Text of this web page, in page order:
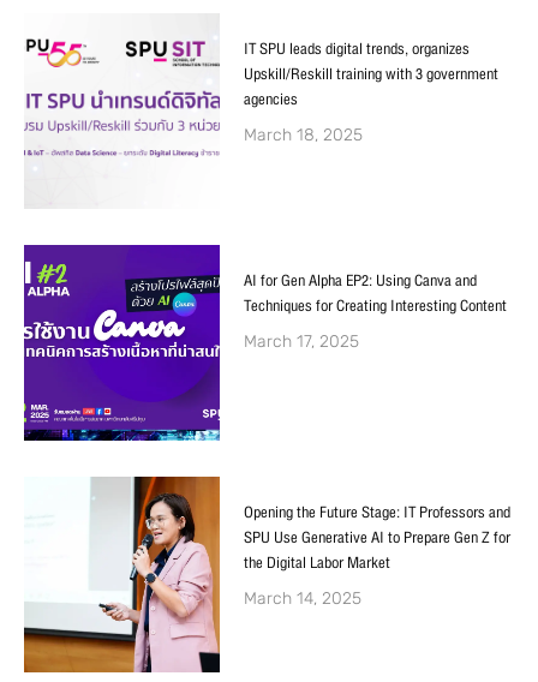
IT SPU leads digital trends, organizes
Upskill/Reskill training with 3 government
agencies
March 18, 2025
AI for Gen Alpha EP2: Using Canva and
Techniques for Creating Interesting Content
March 17, 2025
Opening the Future Stage: IT Professors and
SPU Use Generative AI to Prepare Gen Z for
the Digital Labor Market
March 14, 2025